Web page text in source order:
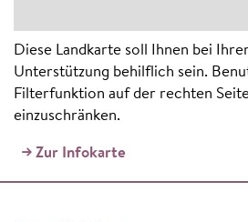
Diese Landkarte soll Ihnen bei
Unterstützung behilflich sein.
Filterfunktion auf der rechten
einzuschränken.
Zur Infokarte